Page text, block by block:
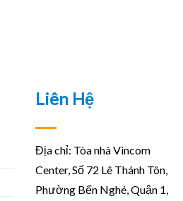
Liên Hệ
Địa chỉ: Tòa nhà Vincom
Center, Số 72 Lê Thánh Tôn,
Phường Bến Nghé, Quận 1,